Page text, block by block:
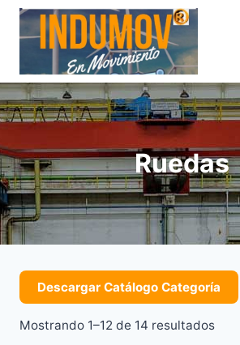
Saltar
contenido
Ruedas
Descargar Catálogo Categoría
Mostrando 1–12 de 14 resultados